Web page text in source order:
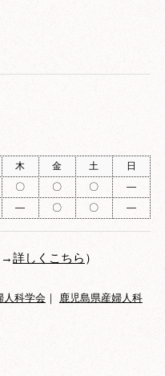
木 金 土
日
〇 〇 〇
―
― 〇 〇 ―
→詳しくこちら ）
人科学会｜
鹿児島県産婦人科